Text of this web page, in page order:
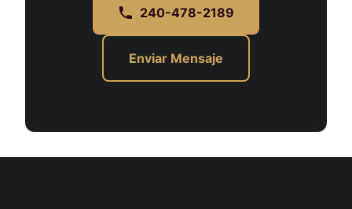
240-478-2189
Enviar Mensaje